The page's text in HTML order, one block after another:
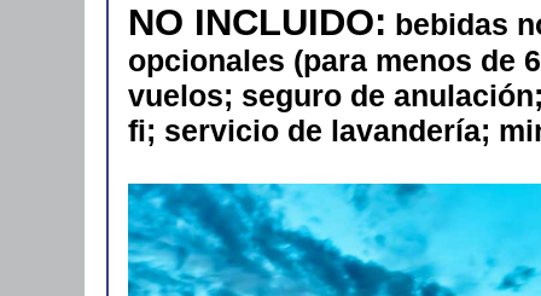
NO INCLUIDO: bebidas
opcionales (para menos de
vuelos; seguro de
fi; servicio de lavandería;